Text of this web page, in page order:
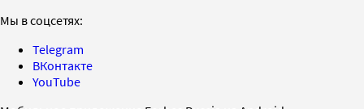
Мы в соцсетях:
Telegram
ВКонтакте
YouTube